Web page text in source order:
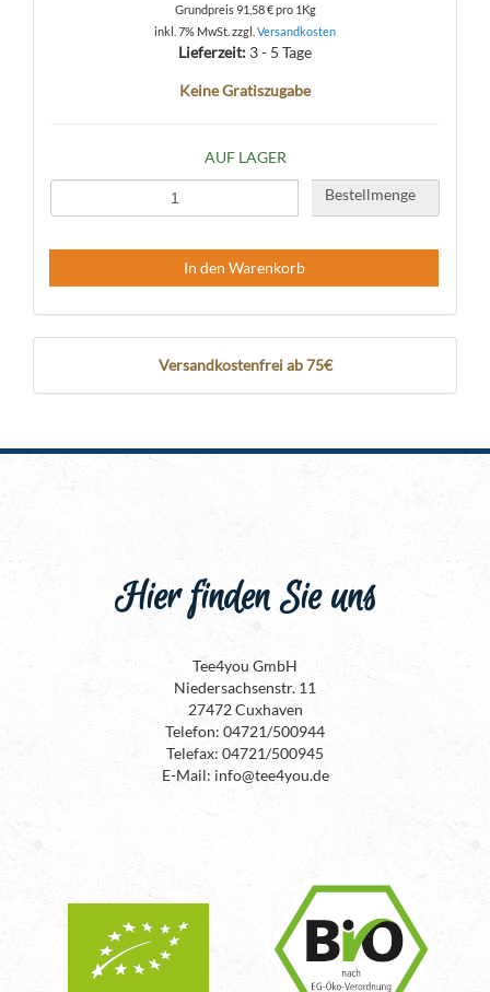
Grundpreis91,58 €pro 1Kg
inkl. 7% MwSt. zzgl. Versandkosten
Lieferzeit: 3 - 5 Tage
Keine Gratiszugabe
AUF LAGER
Bestellmenge
In den Warenkorb
Versandkostenfrei ab 75€
Hier finden Sie uns
Tee4you GmbH
Niedersachsenstr. 11
27472 Cuxhaven
Telefon: 04721/500944
Telefax: 04721/500945
E-Mail: info@tee4you.de